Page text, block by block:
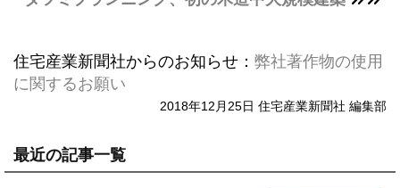
住宅産業新聞社からのお知らせ： 弊社著作物の使用
に関するお願い
2018年12月25日 住宅産業新聞社 編集部
最近の記事一覧